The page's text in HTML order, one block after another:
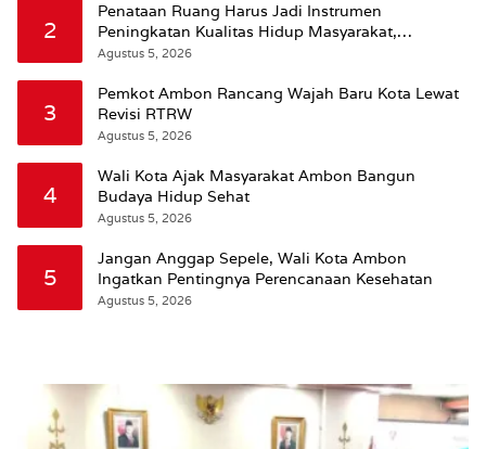
2
Penataan Ruang Harus Jadi Instrumen
Peningkatan Kualitas Hidup Masyarakat,
Wattimena: Revisi RT-RW Ditetapkan Pemkot
Agustus 5, 2026
3
Pemkot Ambon Rancang Wajah Baru Kota Lewat
Revisi RTRW
Agustus 5, 2026
4
Wali Kota Ajak Masyarakat Ambon Bangun
Budaya Hidup Sehat
Agustus 5, 2026
5
Jangan Anggap Sepele, Wali Kota Ambon
Ingatkan Pentingnya Perencanaan Kesehatan
Agustus 5, 2026